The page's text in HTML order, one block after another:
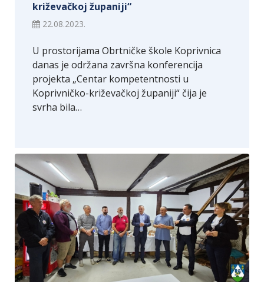
križevačkoj županiji“
22.08.2023.
U prostorijama Obrtničke škole Koprivnica
danas je održana završna konferencija
projekta „Centar kompetentnosti u
Koprivničko-križevačkoj županiji“ čija je
svrha bila…